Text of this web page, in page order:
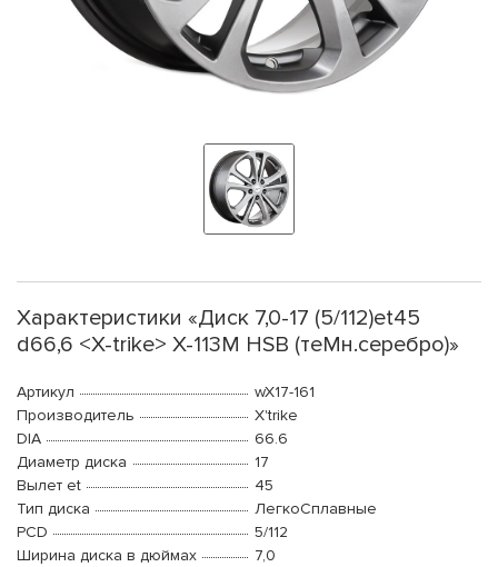
Характеристики «Диск 7,0-17 (5/112)et45
d66,6 <X-trike> X-113M HSB (теMн.серебро)»
Артикул
wX17-161
Производитель
X'trike
DIA
66.6
Диаметр диска
17
Вылет et
45
Тип диска
ЛегкоСплавные
PCD
5/112
Ширина диска в дюймах
7,0